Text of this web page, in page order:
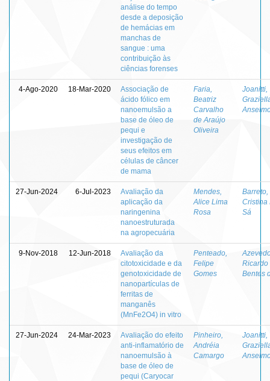
análise do tempo
desde a deposição
de hemácias em
manchas de
sangue : uma
contribuição às
ciências forenses
4-Ago-2020 18-Mar-2020
Associação de
ácido fólico em
nanoemulsão a
base de óleo de
pequi e
investigação de
seus efeitos em
células de câncer
de mama
Faria,
Beatriz
Carvalho
de Araújo
Oliveira
Joanitti,
27-Jun-2024 6-Jul-2023
Avaliação da
aplicação da
naringenina
nanoestruturada
na agropecuária
Mendes,
Alice Lima
Rosa
Barreto,
Cristina
Sá
9-Nov-2018 12-Jun-2018
Avaliação da
citotoxicidade e da
genotoxicidade de
nanopartículas de
ferritas de
manganês
(MnFe2O4) in vitro
Penteado,
Felipe
Gomes
Ricardo
Bentes
27-Jun-2024 24-Mar-2023
Avaliação do efeito
anti-inflamatório de
nanoemulsão à
base de óleo de
pequi (Caryocar
Pinheiro,
Andréia
Camargo
Joanitti,